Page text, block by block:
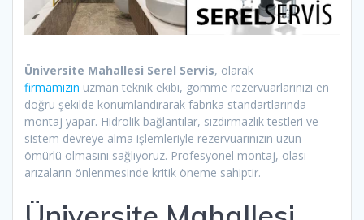
Üniversite Mahallesi Serel Servis, olarak
firmamızın uzman teknik ekibi, gömme rezervuarlarınızı en
doğru şekilde konumlandırarak fabrika standartlarında
montaj yapar. Hidrolik bağlantılar, sızdırmazlık testleri ve
sistem devreye alma işlemleriyle rezervuarınızın uzun
ömürlü olmasını sağlıyoruz. Profesyonel montaj, olası
arızaların önlenmesinde kritik öneme sahiptir.